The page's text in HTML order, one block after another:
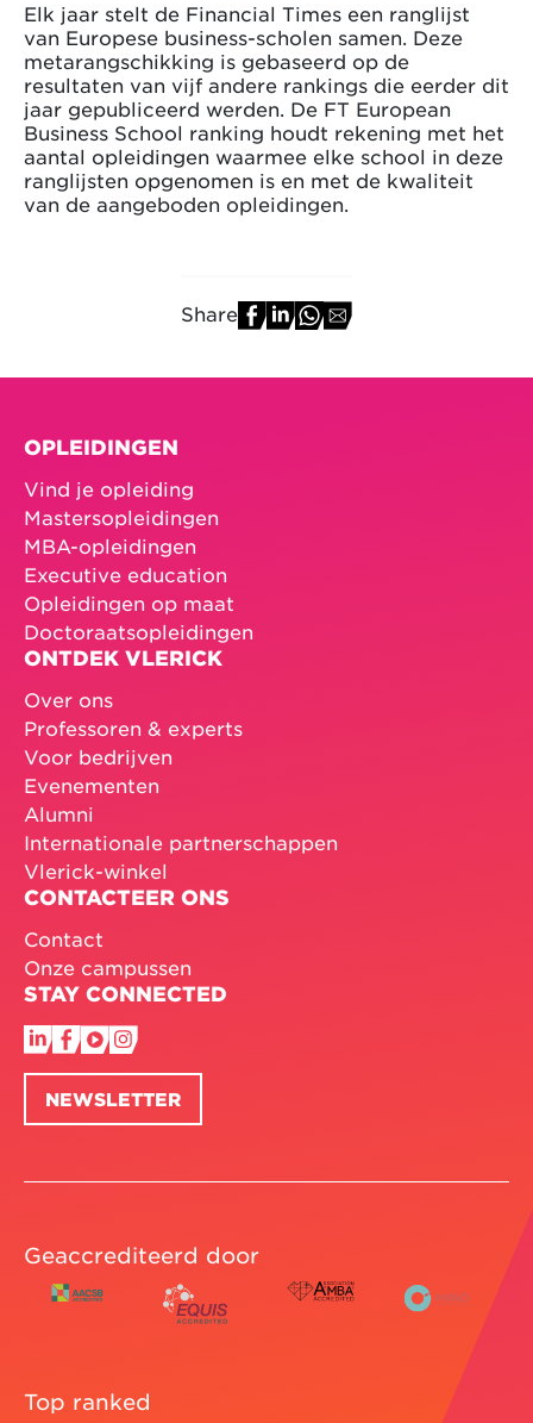
Elk jaar stelt de Financial Times een ranglijst
van Europese business-scholen samen. Deze
metarangschikking is gebaseerd op de
resultaten van vijf andere rankings die eerder dit
jaar gepubliceerd werden. De FT European
Business School ranking houdt rekening met het
aantal opleidingen waarmee elke school in deze
ranglijsten opgenomen is en met de kwaliteit
van de aangeboden opleidingen.
Share
OPLEIDINGEN
Vind je opleiding
Mastersopleidingen
MBA-opleidingen
Executive education
Opleidingen op maat
Doctoraatsopleidingen
ONTDEK VLERICK
Over ons
Professoren & experts
Voor bedrijven
Evenementen
Alumni
Internationale partnerschappen
Vlerick-winkel
CONTACTEER ONS
Contact
Onze campussen
STAY CONNECTED
NEWSLETTER
Geaccrediteerd door
Top ranked